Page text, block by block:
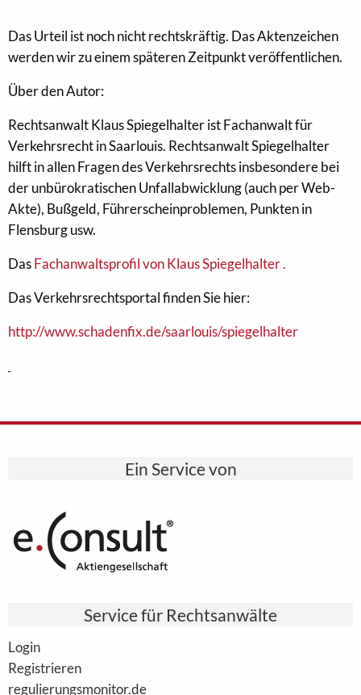
Das Urteil ist noch nicht rechtskräftig. Das Aktenzeichen
werden wir zu einem späteren Zeitpunkt veröffentlichen.
Über den Autor:
Rechtsanwalt Klaus Spiegelhalter ist Fachanwalt für
Verkehrsrecht in Saarlouis. Rechtsanwalt Spiegelhalter
hilft in allen Fragen des Verkehrsrechts insbesondere bei
der unbürokratischen Unfallabwicklung (auch per Web-
Akte), Bußgeld, Führerscheinproblemen, Punkten in
Flensburg usw.
DasFachanwaltsprofil von Klaus Spiegelhalter .
Das Verkehrsrechtsportal finden Sie hier:
http://www.schadenfix.de/saarlouis/spiegelhalter
Ein Service von
Service für Rechtsanwälte
Login
Registrieren
regulierungsmonitor.de